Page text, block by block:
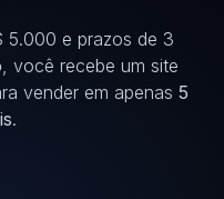
5.000 e prazos de 3
, você recebe um site
vender em apenas 5
.